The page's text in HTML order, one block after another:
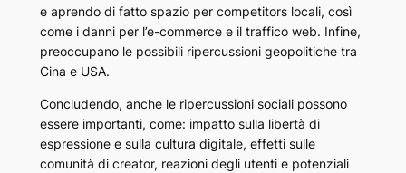
e aprendo di fatto spazio per competitors locali, così
come i danni per l’e-commerce e il traffico web. Infine,
preoccupano le possibili ripercussioni geopolitiche tra
Cina e USA.
Concludendo, anche le ripercussioni sociali possono
essere importanti, come: impatto sulla libertà di
espressione e sulla cultura digitale, effetti sulle
comunità di creator, reazioni degli utenti e potenziali